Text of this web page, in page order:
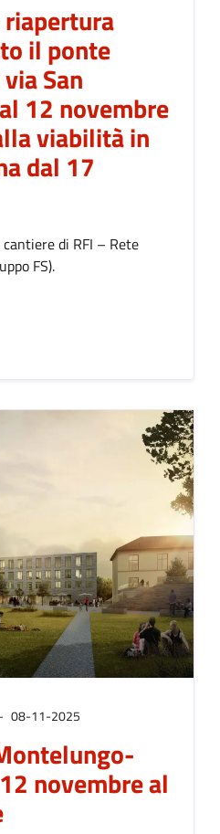
riapertura
il ponte
San
12 novembre
viabilità in
dal 17
di RFI – Rete
FS).
DI RFI: RIAPERTURA PEDONALE
08-11-2025
novembre al